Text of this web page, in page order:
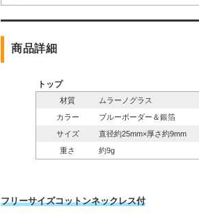
商品詳細
トップ
材質
ムラーノグラス
カラー
ブルーボーダー＆銀箔
サイズ
直径約25mm×厚さ約9mm
重さ
約9g
フリーサイズコットンネックレス付